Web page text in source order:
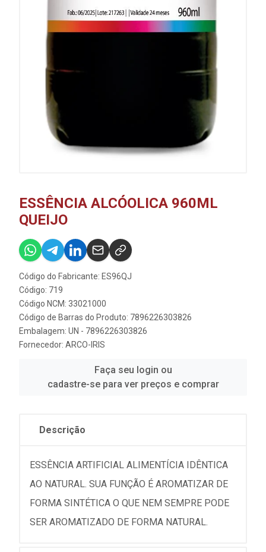
ESSÊNCIA ALCÓOLICA 960ML
QUEIJO
Código do Fabricante: ES96QJ
Código: 719
Código NCM: 33021000
Código de Barras do Produto: 7896226303826
Embalagem: UN - 7896226303826
Fornecedor: ARCO-IRIS
Faça seu login ou
cadastre-se para ver preços e comprar
Descrição
ESSÊNCIA ARTIFICIAL ALIMENTÍCIA IDÊNTICA
AO NATURAL. SUA FUNÇÃO É AROMATIZAR DE
FORMA SINTÉTICA O QUE NEM SEMPRE PODE
SER AROMATIZADO DE FORMA NATURAL.